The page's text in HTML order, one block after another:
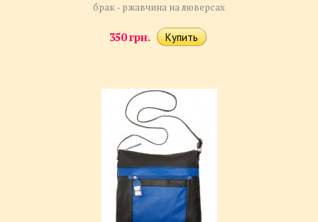
брак - ржавчина на люверсах
350 грн.